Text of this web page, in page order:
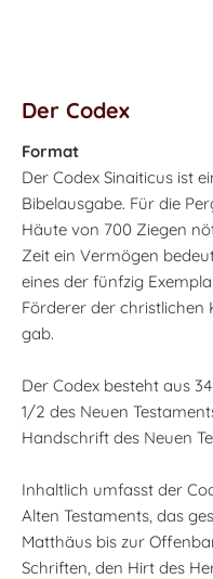
Der Codex
Format
Der Codex Sinaiticus ist
Bibelausgabe. Für die
Häute von 700 Ziegen
Zeit ein Vermögen
eines der fünfzig
Förderer der
gab.
Der Codex besteht aus
1/2 des Neuen
Handschrift des Neuen
Inhaltlich umfasst der
Alten Testaments, das
Matthäus bis zur
Schriften, den Hirt des